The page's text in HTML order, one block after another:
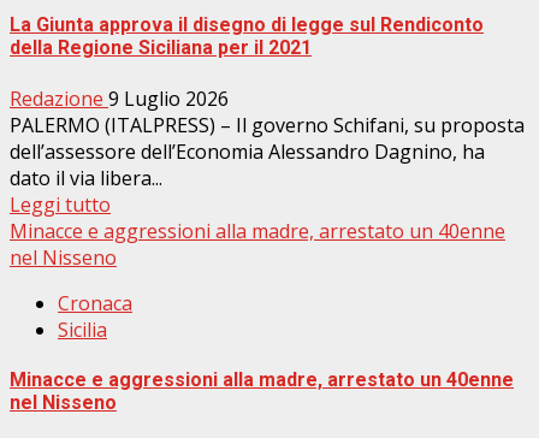
La Giunta approva il disegno di legge sul Rendiconto
della Regione Siciliana per il 2021
Redazione 9 Luglio 2026
PALERMO (ITALPRESS) – Il governo Schifani, su proposta
dell’assessore dell’Economia Alessandro Dagnino, ha
dato il via libera...
Leggi tutto
Minacce e aggressioni alla madre, arrestato un 40enne
nel Nisseno
Cronaca
Sicilia
Minacce e aggressioni alla madre, arrestato un 40enne
nel Nisseno